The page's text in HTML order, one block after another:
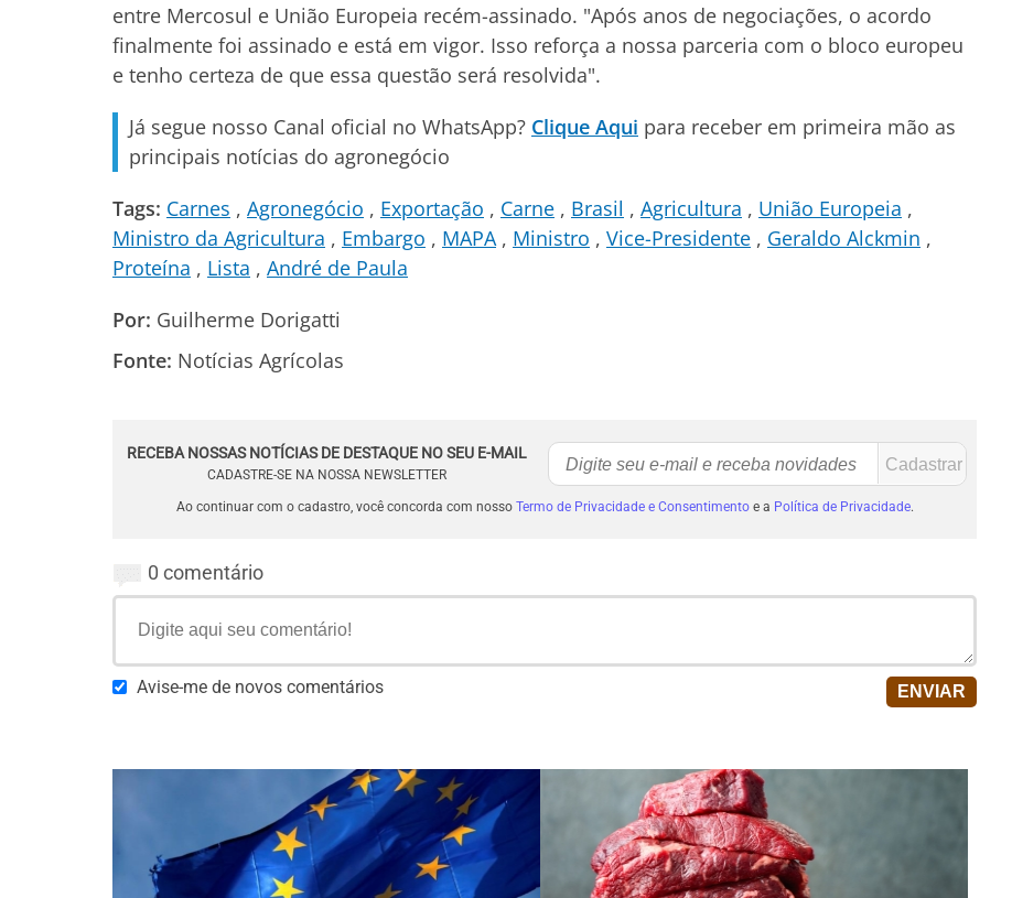
entre Mercosul e União Europeia recém-assinado. "Após anos de negociações, o acordo
finalmente foi assinado e está em vigor. Isso reforça a nossa parceria com o bloco europeu
e tenho certeza de que essa questão será resolvida".
Já segue nosso Canal oficial no WhatsApp? Clique Aqui para receber em primeira mão as
principais notícias do agronegócio
Tags: Carnes Agronegócio Exportação Carne Brasil Agricultura
União Europeia
Ministro da Agricultura
Embargo MAPA Ministro Vice-Presidente
Geraldo Alckmin
Proteína
Lista
André de Paula
Por: Guilherme Dorigatti
Fonte: Notícias Agrícolas
RECEBA NOSSAS NOTÍCIAS DE DESTAQUE NO SEU E-MAIL
CADASTRE-SE NA NOSSA NEWSLETTER
Ao continuar com o cadastro, você concorda com nosso Termo de Privacidade e Consentimentoe a Política de Privacidade.
0 comentário
Avise-me de novos comentários